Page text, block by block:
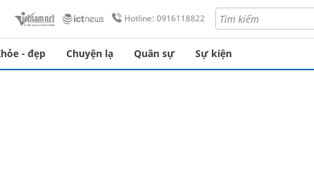
Hotline: 0916118822
- đẹp Chuyện lạ Quân sự Sự kiện